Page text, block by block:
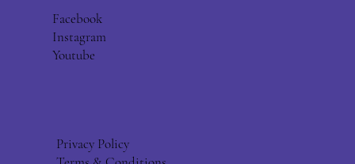
Facebook
Instagram
Youtube
Privacy Policy